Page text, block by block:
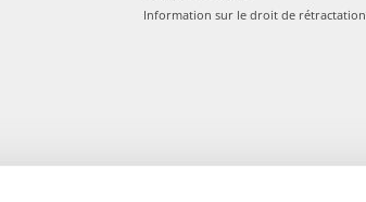
Information sur le droit de rétractation